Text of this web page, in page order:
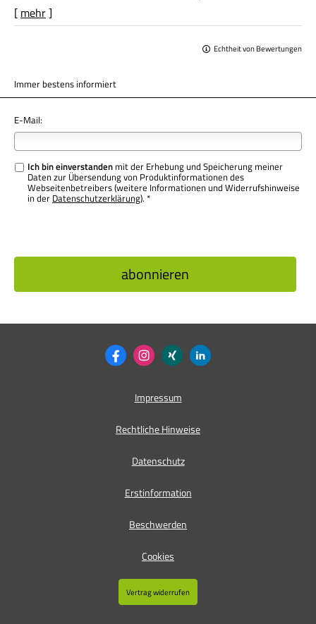
[ mehr]
Echtheit von Bewertungen
Immer bestens informiert
E-Mail:
Ich bin einverstanden mit der Erhebung und Speicherung meiner
Daten zur Übersendung von Produktinformationen des
Webseitenbetreibers (weitere Informationen und Widerrufshinweise
in der Datenschutzerklärung). *
Impressum
Rechtliche Hinweise
Datenschutz
Erstinformation
Beschwerden
Cookies
Vertrag widerrufen